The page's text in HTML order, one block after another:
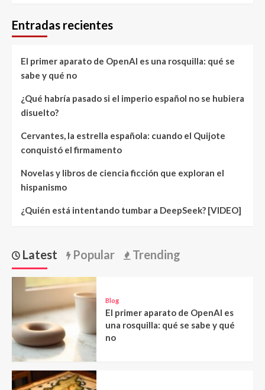
Entradas recientes
El primer aparato de OpenAI es una rosquilla: qué se
sabe y qué no
¿Qué habría pasado si el imperio español no se hubiera
disuelto?
Cervantes, la estrella española: cuando el Quijote
conquistó el firmamento
Novelas y libros de ciencia ficción que exploran el
hispanismo
¿Quién está intentando tumbar a DeepSeek? [VIDEO]
Latest Popular Trending
Blog
El primer aparato de OpenAI es
una rosquilla: qué se sabe y qué
no